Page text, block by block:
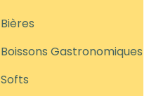
Bières
Boissons Gastronomiques
Softs